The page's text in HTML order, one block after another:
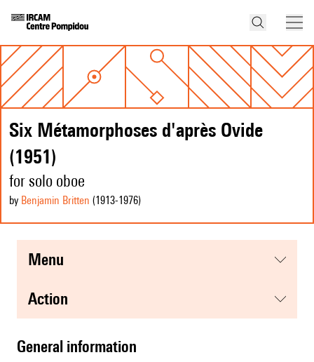
Six Métamorphoses d'après Ovide
(1951)
for solo oboe
by Benjamin Britten (1913-1976)
menu
action
general information